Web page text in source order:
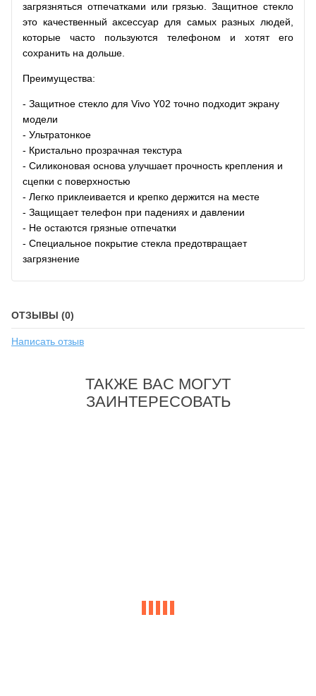
загрязняться отпечатками или грязью. Защитное стекло
это качественный аксессуар для самых разных людей,
которые часто пользуются телефоном и хотят его
сохранить на дольше.
Преимущества:
- Защитное стекло для Vivo Y02 точно подходит экрану
модели
- Ультратонкое
- Кристально прозрачная текстура
- Силиконовая основа улучшает прочность крепления и
сцепки с поверхностью
- Легко приклеивается и крепко держится на месте
- Защищает телефон при падениях и давлении
- Не остаются грязные отпечатки
- Специальное покрытие стекла предотвращает
загрязнение
ОТЗЫВЫ (0)
Написать отзыв
ТАКЖЕ ВАС МОГУТ
ЗАИНТЕРЕСОВАТЬ